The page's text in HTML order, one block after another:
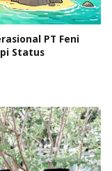
PT Feni
Status